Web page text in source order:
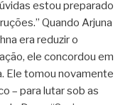
estou preparado
Quando Arjuna
era reduzir o
ele concordou em
Ele tomou novamente
– para lutar sob as